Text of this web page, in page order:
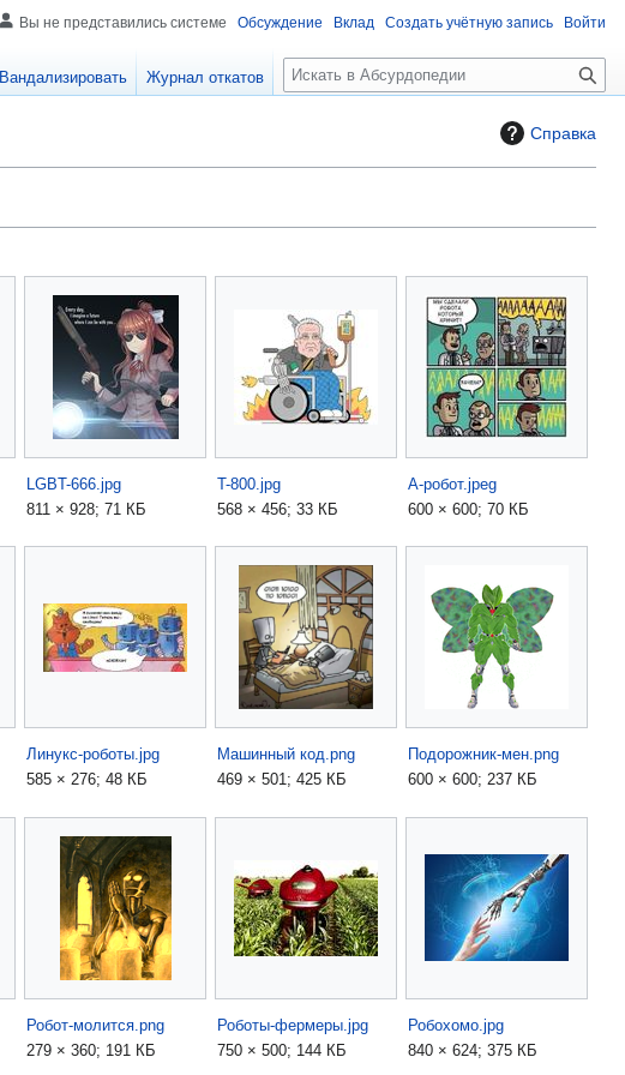
Справка
LGBT-666.jpg
811 × 928; 71 КБ
T-800.jpg
568 × 456; 33 КБ
А-робот.jpeg
600 × 600; 70 КБ
Линукс-роботы.jpg
585 × 276; 48 КБ
Машинный код.png
469 × 501; 425 КБ
Подорожник-мен.png
600 × 600; 237 КБ
Робот-молится.png
279 × 360; 191 КБ
Роботы-фермеры.jpg
750 × 500; 144 КБ
Робохомо.jpg
840 × 624; 375 КБ
Вы не представились системе Обсуждение Вклад Создать учётную запись Войти
Вандализировать Журнал откатов
П
о
к